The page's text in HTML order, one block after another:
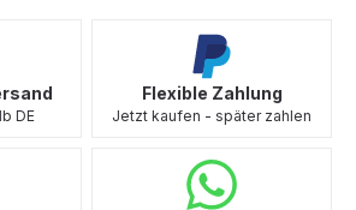
DE
Flexible Zahlung
Jetzt kaufen - später zahlen